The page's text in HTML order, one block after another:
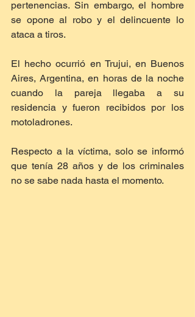
pertenencias. Sin embargo, el hombre
se opone al robo y el delincuente lo
ataca a tiros.
El hecho ocurrió en Trujui, en Buenos
Aires, Argentina, en horas de la noche
cuando la pareja llegaba a su
residencia y fueron recibidos por los
motoladrones.
Respecto a la víctima, solo se informó
que tenía 28 años y de los criminales
no se sabe nada hasta el momento.